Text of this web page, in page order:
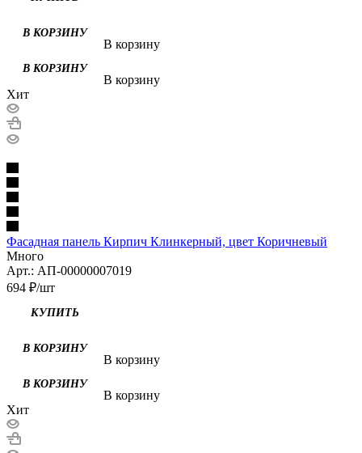
В корзину
В корзину
Хит
Фасадная панель Кирпич Клинкерный, цвет Коричневый
Много
Арт.: АП-00000007019
694 ₽/шт
В корзину
В корзину
Хит